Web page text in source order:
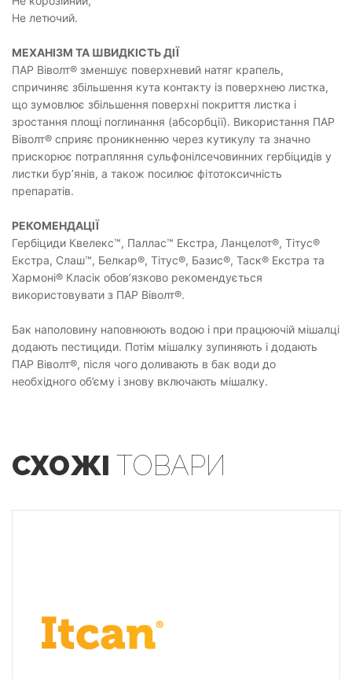
Не летючий.
МЕХАНІЗМ ТА ШВИДКІСТЬ ДІЇ
ПАР Віволт® зменшує поверхневий натяг крапель,
спричиняє збільшення кута контакту із поверхнею листка,
що зумовлює збільшення поверхні покриття листка і
зростання площі поглинання (абсорбції). Використання ПАР
Віволт® сприяє проникненню через кутикулу та значно
прискорює потрапляння сульфонілсечовинних гербіцидів у
листки бур’янів, а також посилює фітотоксичність
препаратів.
РЕКОМЕНДАЦІЇ
Гербіциди Квелекс™, Паллас™ Екстра, Ланцелот®, Тітус®
Екстра, Слаш™, Белкар®, Тітус®, Базис®, Таск® Екстра та
Хармоні® Класік обов’язково рекомендується
використовувати з ПАР Віволт®.
Бак наполовину наповнюють водою і при працюючій мішалці
додають пестициди. Потім мішалку зупиняють і додають
ПАР Віволт®, після чого доливають в бак води до
необхідного об’єму і знову включають мішалку.
СХОЖІ ТОВАРИ